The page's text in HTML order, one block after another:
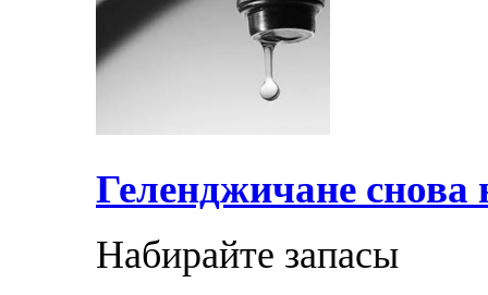
Геленджичане снова
Набирайте запасы